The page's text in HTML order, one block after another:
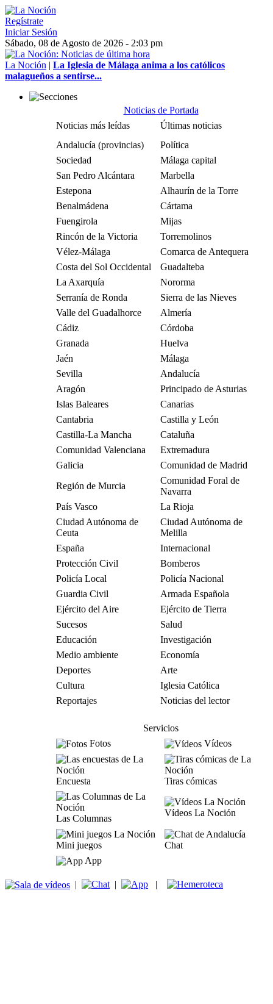
Regístrate
Iniciar Sesión
Sábado, 08 de Agosto de 2026 - 2:03 pm
La Noción | La Iglesia de Málaga anima a los católicos
malagueños a sentirse...
Noticias de Portada
Noticias más leídas
Últimas noticias
Andalucía (provincias)
Política
Sociedad
Málaga capital
San Pedro Alcántara
Marbella
Estepona
Alhaurín de la Torre
Benalmádena
Cártama
Fuengirola
Mijas
Rincón de la Victoria
Torremolinos
Vélez-Málaga
Comarca de Antequera
Costa del Sol Occidental
Guadalteba
La Axarquía
Nororma
Serranía de Ronda
Sierra de las Nieves
Valle del Guadalhorce
Almería
Cádiz
Córdoba
Granada
Huelva
Jaén
Málaga
Sevilla
Andalucía
Aragón
Principado de Asturias
Islas Baleares
Canarias
Cantabria
Castilla y León
Castilla-La Mancha
Cataluña
Comunidad Valenciana
Extremadura
Galicia
Comunidad de Madrid
Región de Murcia
Comunidad Foral de
Navarra
País Vasco
La Rioja
Ciudad Autónoma de
Ceuta
Ciudad Autónoma de
Melilla
España
Internacional
Protección Civil
Bomberos
Policía Local
Policía Nacional
Guardia Civil
Armada Española
Ejército del Aire
Ejército de Tierra
Sucesos
Salud
Educación
Investigación
Medio ambiente
Economía
Deportes
Arte
Cultura
Iglesia Católica
Reportajes
Noticias del lector
Servicios
Fotos
Vídeos
Encuesta Tiras cómicas
Las Columnas
Vídeos La Noción
Mini juegos
Chat
App
| | |